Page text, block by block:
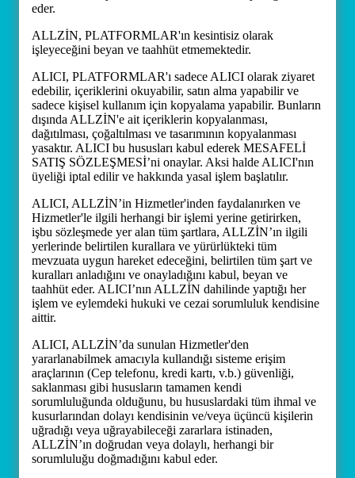
eder.
ALLZİN, PLATFORMLAR'ın kesintisiz olarak
işleyeceğini beyan ve taahhüt etmemektedir.
ALICI, PLATFORMLAR'ı sadece ALICI olarak ziyaret
edebilir, içeriklerini okuyabilir, satın alma yapabilir ve
sadece kişisel kullanım için kopyalama yapabilir. Bunların
dışında ALLZİN'e ait içeriklerin kopyalanması,
dağıtılması, çoğaltılması ve tasarımının kopyalanması
yasaktır. ALICI bu hususları kabul ederek MESAFELİ
SATIŞ SÖZLEŞMESİ’ni onaylar. Aksi halde ALICI'nın
üyeliği iptal edilir ve hakkında yasal işlem başlatılır.
ALICI, ALLZİN’in Hizmetler'inden faydalanırken ve
Hizmetler'le ilgili herhangi bir işlemi yerine getirirken,
işbu sözleşmede yer alan tüm şartlara, ALLZİN’ın ilgili
yerlerinde belirtilen kurallara ve yürürlükteki tüm
mevzuata uygun hareket edeceğini, belirtilen tüm şart ve
kuralları anladığını ve onayladığını kabul, beyan ve
taahhüt eder. ALICI’nın ALLZİN dahilinde yaptığı her
işlem ve eylemdeki hukuki ve cezai sorumluluk kendisine
aittir.
ALICI, ALLZİN’da sunulan Hizmetler'den
yararlanabilmek amacıyla kullandığı sisteme erişim
araçlarının (Cep telefonu, kredi kartı, v.b.) güvenliği,
saklanması gibi hususların tamamen kendi
sorumluluğunda olduğunu, bu hususlardaki tüm ihmal ve
kusurlarından dolayı kendisinin ve/veya üçüncü kişilerin
uğradığı veya uğrayabileceği zararlara istinaden,
ALLZİN’ın doğrudan veya dolaylı, herhangi bir
sorumluluğu doğmadığını kabul eder.